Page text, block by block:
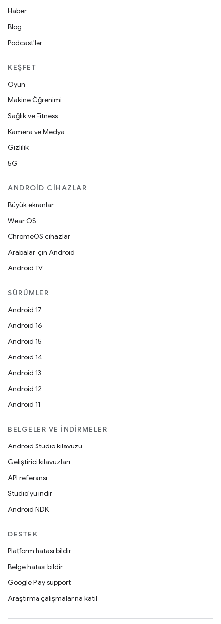
Haber
Blog
Podcast'ler
KEŞFET
Oyun
Makine Öğrenimi
Sağlık ve Fitness
Kamera ve Medya
Gizlilik
5G
ANDROID CIHAZLAR
Büyük ekranlar
Wear OS
ChromeOS cihazlar
Arabalar için Android
Android TV
SÜRÜMLER
Android 17
Android 16
Android 15
Android 14
Android 13
Android 12
Android 11
BELGELER VE İNDIRMELER
Android Studio kılavuzu
Geliştirici kılavuzları
API referansı
Studio'yu indir
Android NDK
DESTEK
Platform hatası bildir
Belge hatası bildir
Google Play support
Araştırma çalışmalarına katıl